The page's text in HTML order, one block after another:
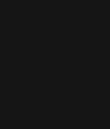
JAFAR
de
de
et